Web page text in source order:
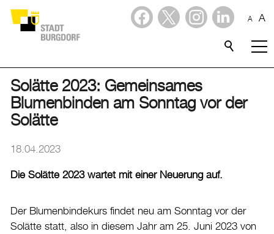
A A
Stadtporträt
Verwaltung & Politik
Wirtschaft
Aktuelles
Amtliche Publikationen
Solätte 2023: Gemeinsames
Blumenbinden am Sonntag vor der
Solätte
18.04.2023
Die Solätte 2023 wartet mit einer Neuerung auf.
Der Blumenbindekurs findet neu am Sonntag vor der
Solätte statt, also in diesem Jahr am 25. Juni 2023 von